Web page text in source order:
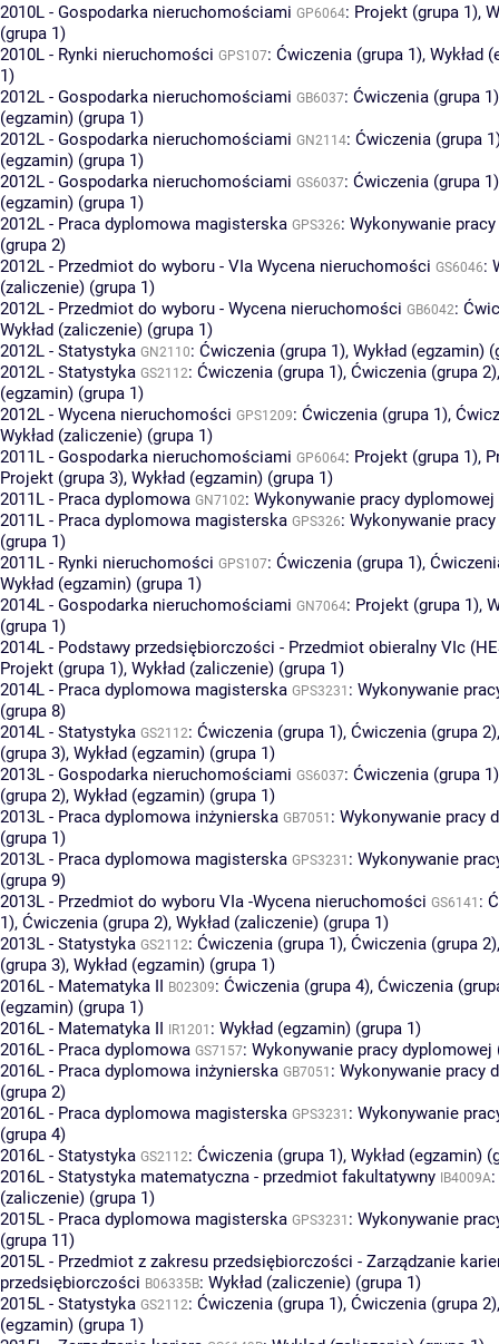
2010L - Gospodarka nieruchomościami GP6064: Projekt (grupa 1),
(grupa 1)
2010L - Rynki nieruchomości GPS107: Ćwiczenia (grupa 1), Wykład
1)
2012L - Gospodarka nieruchomościami GB6037: Ćwiczenia (grupa 1)
(egzamin) (grupa 1)
2012L - Gospodarka nieruchomościami GN2114: Ćwiczenia (grupa
(egzamin) (grupa 1)
2012L - Gospodarka nieruchomościami GS6037: Ćwiczenia (grupa 1)
(egzamin) (grupa 1)
2012L - Praca dyplomowa magisterska GPS326: Wykonywanie
(grupa 2)
2012L - Przedmiot do wyboru - VIa Wycena nieruchomości GS6046:
(zaliczenie) (grupa 1)
2012L - Przedmiot do wyboru - Wycena nieruchomości GB6042:
Wykład (zaliczenie) (grupa 1)
2012L - Statystyka GN2110: Ćwiczenia (grupa 1), Wykład (egzamin)
2012L - Statystyka GS2112: Ćwiczenia (grupa 1), Ćwiczenia (grupa 2)
(egzamin) (grupa 1)
2012L - Wycena nieruchomości GPS1209: Ćwiczenia (grupa 1),
Wykład (zaliczenie) (grupa 1)
2011L - Gospodarka nieruchomościami GP6064: Projekt (grupa 1),
Projekt (grupa 3), Wykład (egzamin) (grupa 1)
2011L - Praca dyplomowa GN7102: Wykonywanie pracy dyplomowej
2011L - Praca dyplomowa magisterska GPS326: Wykonywanie
(grupa 1)
2011L - Rynki nieruchomości GPS107: Ćwiczenia (grupa 1),
Wykład (egzamin) (grupa 1)
2014L - Gospodarka nieruchomościami GN7064: Projekt (grupa 1),
(grupa 1)
2014L - Podstawy przedsiębiorczości - Przedmiot obieralny VIc
Projekt (grupa 1), Wykład (zaliczenie) (grupa 1)
2014L - Praca dyplomowa magisterska GPS3231 : Wykonywanie
(grupa 8)
2014L - Statystyka GS2112: Ćwiczenia (grupa 1), Ćwiczenia (grupa 2)
(grupa 3), Wykład (egzamin) (grupa 1)
2013L - Gospodarka nieruchomościami GS6037: Ćwiczenia (grupa 1)
(grupa 2), Wykład (egzamin) (grupa 1)
2013L - Praca dyplomowa inżynierska GB7051 : Wykonywanie pracy
(grupa 1)
2013L - Praca dyplomowa magisterska GPS3231 : Wykonywanie
(grupa 9)
2013L - Przedmiot do wyboru VIa -Wycena nieruchomości GS6141 :
1), Ćwiczenia (grupa 2), Wykład (zaliczenie) (grupa 1)
2013L - Statystyka GS2112: Ćwiczenia (grupa 1), Ćwiczenia (grupa 2)
(grupa 3), Wykład (egzamin) (grupa 1)
2016L - Matematyka II B02309: Ćwiczenia (grupa 4), Ćwiczenia
(egzamin) (grupa 1)
2016L - Matematyka II IR1201 : Wykład (egzamin) (grupa 1)
2016L - Praca dyplomowa GS7157: Wykonywanie pracy dyplomowej
2016L - Praca dyplomowa inżynierska GB7051 : Wykonywanie pracy
(grupa 2)
2016L - Praca dyplomowa magisterska GPS3231 : Wykonywanie
(grupa 4)
2016L - Statystyka GS2112: Ćwiczenia (grupa 1), Wykład (egzamin)
2016L - Statystyka matematyczna - przedmiot fakultatywny IB4009A:
(zaliczenie) (grupa 1)
2015L - Praca dyplomowa magisterska GPS3231 : Wykonywanie
(grupa 11)
2015L - Przedmiot z zakresu przedsiębiorczości - Zarządzanie
przedsiębiorczości B06335B: Wykład (zaliczenie) (grupa 1)
2015L - Statystyka GS2112: Ćwiczenia (grupa 1), Ćwiczenia (grupa 2)
(egzamin) (grupa 1)